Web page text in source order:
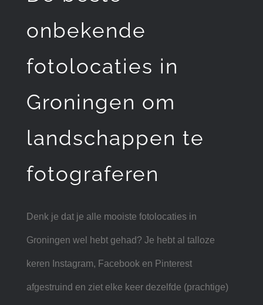
onbekende
fotolocaties in
Groningen om
landschappen te
fotograferen
Denk je dat je alle mooiste fotolocaties in
Groningen wel hebt gehad? Je hebt al talloze
keren Instagram, Facebook en Pinterest
afgestruind en ziet elke keer dezelfde (prachtige)